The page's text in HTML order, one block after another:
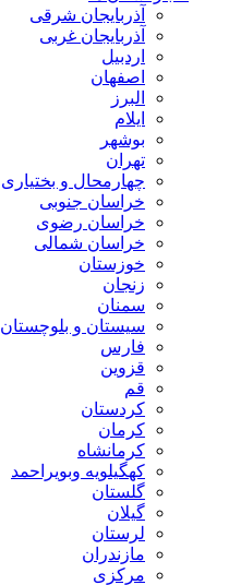
آذربایجان شرقی
آذربایجان غربی
اردبیل
اصفهان
البرز
ایلام
بوشهر
تهران
چهارمحال و بختیاری
خراسان جنوبی
خراسان رضوی
خراسان شمالی
خوزستان
زنجان
سمنان
سیستان و بلوچستان
فارس
قزوین
قم
کردستان
کرمان
کرمانشاه
کهگیلویه وبویراحمد
گلستان
گیلان
لرستان
مازندران
مرکزی